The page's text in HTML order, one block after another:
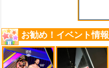
お勧め！イベント情報